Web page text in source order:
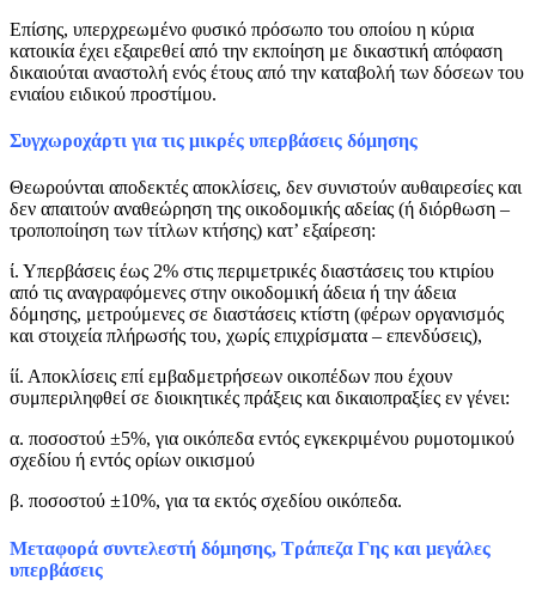
Επίσης, υπερχρεωμένο φυσικό πρόσωπο του οποίου η κύρια
κατοικία έχει εξαιρεθεί από την εκποίηση με δικαστική απόφαση
δικαιούται αναστολή ενός έτους από την καταβολή των δόσεων του
ενιαίου ειδικού προστίμου.
Συγχωροχάρτι για τις μικρές υπερβάσεις δόμησης
Θεωρούνται αποδεκτές αποκλίσεις, δεν συνιστούν αυθαιρεσίες και
δεν απαιτούν αναθεώρηση της οικοδομικής αδείας (ή διόρθωση –
τροποποίηση των τίτλων κτήσης) κατ’ εξαίρεση:
ί. Υπερβάσεις έως 2% στις περιμετρικές διαστάσεις του κτιρίου
από τις αναγραφόμενες στην οικοδομική άδεια ή την άδεια
δόμησης, μετρούμενες σε διαστάσεις κτίστη (φέρων οργανισμός
και στοιχεία πλήρωσής του, χωρίς επιχρίσματα – επενδύσεις),
ίί. Αποκλίσεις επί εμβαδμετρήσεων οικοπέδων που έχουν
συμπεριληφθεί σε διοικητικές πράξεις και δικαιοπραξίες εν γένει:
α. ποσοστού ±5%, για οικόπεδα εντός εγκεκριμένου ρυμοτομικού
σχεδίου ή εντός ορίων οικισμού
β. ποσοστού ±10%, για τα εκτός σχεδίου οικόπεδα.
Μεταφορά συντελεστή δόμησης, Τράπεζα Γης και μεγάλες
υπερβάσεις